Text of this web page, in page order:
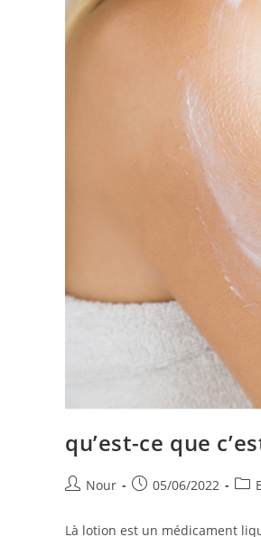
qu’est-ce que
Auteur/autrice
la
Nour
Publication
05/06/2022
Post
Là lotion est un médicament